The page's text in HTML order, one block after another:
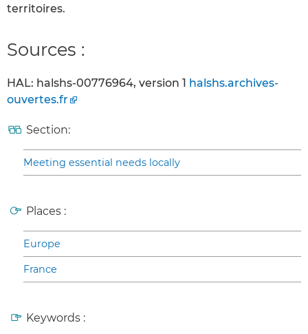
territoires.
Sources :
HAL: halshs-00776964, version 1 halshs.archives-
ouvertes.fr
Section:
Meeting essential needs locally
Places :
Europe
France
Keywords :